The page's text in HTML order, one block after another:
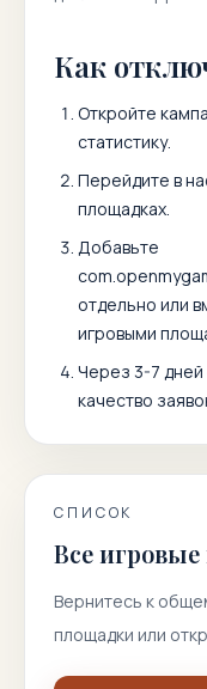
Как
Откройте
статистику.
Перейдите в
площадках.
Добавьте
отдельно или
игровыми
Через 3-7 дней
качество
СПИСОК
Все
Вернитесь к
площадки или